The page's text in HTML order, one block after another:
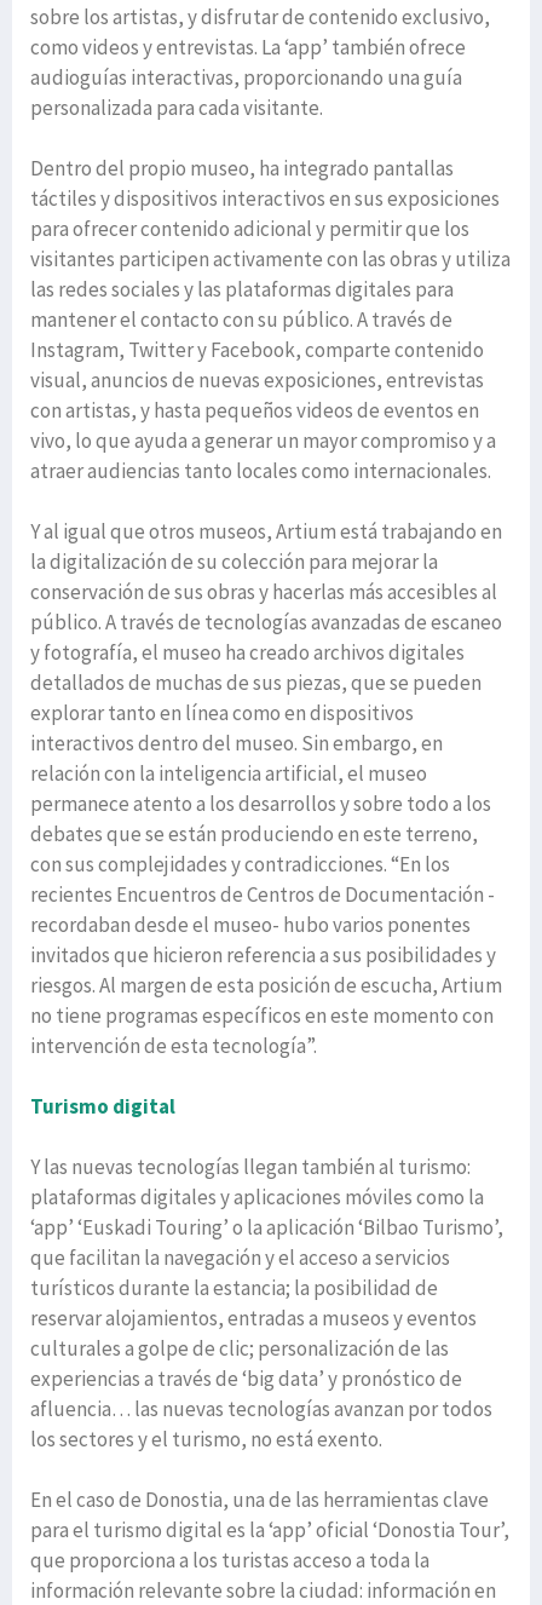
sobre los artistas, y disfrutar de contenido exclusivo,
como videos y entrevistas. La ‘app’ también ofrece
audioguías interactivas, proporcionando una guía
personalizada para cada visitante.
Dentro del propio museo, ha integrado pantallas
táctiles y dispositivos interactivos en sus exposiciones
para ofrecer contenido adicional y permitir que los
visitantes participen activamente con las obras y utiliza
las redes sociales y las plataformas digitales para
mantener el contacto con su público. A través de
Instagram, Twitter y Facebook, comparte contenido
visual, anuncios de nuevas exposiciones, entrevistas
con artistas, y hasta pequeños videos de eventos en
vivo, lo que ayuda a generar un mayor compromiso y a
atraer audiencias tanto locales como internacionales.
Y al igual que otros museos, Artium está trabajando en
la digitalización de su colección para mejorar la
conservación de sus obras y hacerlas más accesibles al
público. A través de tecnologías avanzadas de escaneo
y fotografía, el museo ha creado archivos digitales
detallados de muchas de sus piezas, que se pueden
explorar tanto en línea como en dispositivos
interactivos dentro del museo. Sin embargo, en
relación con la inteligencia artificial, el museo
permanece atento a los desarrollos y sobre todo a los
debates que se están produciendo en este terreno,
con sus complejidades y contradicciones. “En los
recientes Encuentros de Centros de Documentación -
recordaban desde el museo- hubo varios ponentes
invitados que hicieron referencia a sus posibilidades y
riesgos. Al margen de esta posición de escucha, Artium
no tiene programas específicos en este momento con
intervención de esta tecnología”.
Turismo digital
Y las nuevas tecnologías llegan también al turismo:
plataformas digitales y aplicaciones móviles como la
‘app’ ‘Euskadi Touring’ o la aplicación ‘Bilbao Turismo’,
que facilitan la navegación y el acceso a servicios
turísticos durante la estancia; la posibilidad de
reservar alojamientos, entradas a museos y eventos
culturales a golpe de clic; personalización de las
experiencias a través de ‘big data’ y pronóstico de
afluencia… las nuevas tecnologías avanzan por todos
los sectores y el turismo, no está exento.
En el caso de Donostia, una de las herramientas clave
para el turismo digital es la ‘app’ oficial ‘Donostia Tour’,
que proporciona a los turistas acceso a toda la
información relevante sobre la ciudad: información en